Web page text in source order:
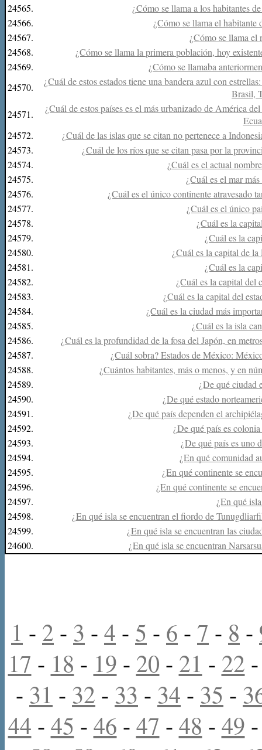
24565.
¿Cómo se llama a los habitantes
24566.
¿Cómo se llama el habitante
24567.
¿Cómo se llama el
24568.
¿Cómo se llama la primera población, hoy
24569.
¿Cómo se llamaba
24570.
¿Cuál de estos estados tiene una bandera azul con
Brasil,
24571.
¿Cuál de estos países es el más urbanizado de América
24572.
¿Cuál de las islas que se citan no pertenece a
24573.
¿Cuál de los ríos que se citan pasa por la
24574.
¿Cuál es el actual
24575.
¿Cuál es el mar
24576.
¿Cuál es el único continente atravesado
24577.
¿Cuál es el único
24578.
¿Cuál es la
24579.
¿Cuál es la
24580.
¿Cuál es la capital de
24581.
¿Cuál es la
24582.
¿Cuál es la capital del
24583.
¿Cuál es la capital del
24584.
¿Cuál es la ciudad más
24585.
¿Cuál es la isla
24586.
¿Cuál es la profundidad de la fosa del Japón, en
24587.
¿Cuál sobra? Estados de México:
24588.
¿Cuántos habitantes, más o menos, y en
24589.
¿De qué ciudad
24590.
¿De qué estado
24591.
¿De qué país dependen el
24592.
¿De qué país es
24593.
¿De qué país es uno
24594.
¿En qué comunidad
24595.
¿En qué continente se
24596.
¿En qué continente se
24597.
¿En qué
24598.
¿En qué isla se encuentran el fiordo de
24599.
¿En qué isla se encuentran las
24600.
¿En qué isla se encuentran
1 - 2 - 3 - 4 - 5 - 6 - 7 - 8 -
17 - 18 - 19 - 20 - 21 - 22
- 31 - 32 - 33 - 34 - 35 -
44 - 45 - 46 - 47 - 48 - 49